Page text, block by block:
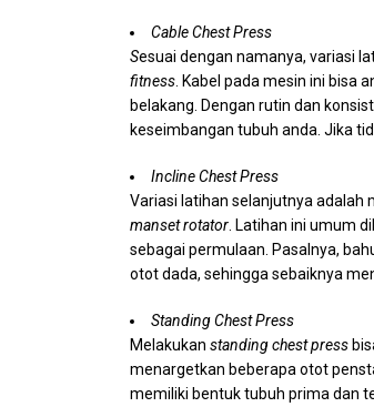
Cable Chest Press
Sesuai dengan namanya, variasi
fitness . Kabel pada mesin ini bisa
belakang. Dengan rutin dan
keseimbangan tubuh anda. Jika
Incline Chest Press
Variasi latihan selanjutnya adalah
manset rotator . Latihan ini umum
sebagai permulaan. Pasalnya,
otot dada, sehingga sebaiknya
Standing Chest Press
Melakukan standing chest press
menargetkan beberapa otot
memiliki bentuk tubuh prima dan